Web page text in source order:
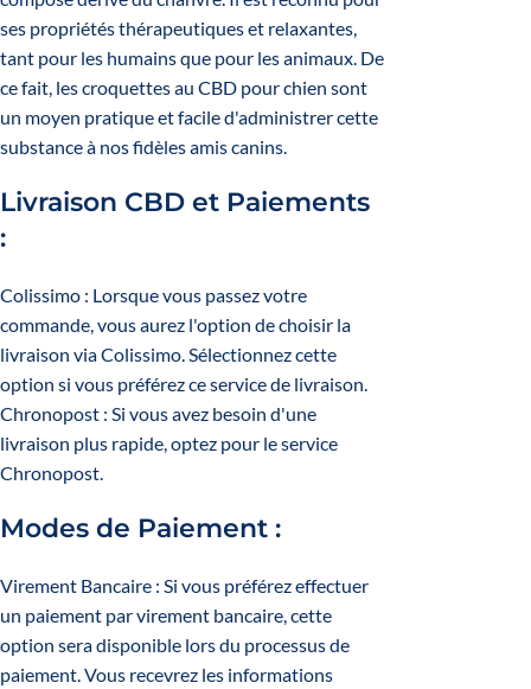
ses propriétés thérapeutiques et relaxantes,
tant pour les humains que pour les animaux. De
ce fait, les croquettes au CBD pour chien sont
un moyen pratique et facile d'administrer cette
substance à nos fidèles amis canins.
Livraison CBD et Paiements
:
Colissimo : Lorsque vous passez votre
commande, vous aurez l'option de choisir la
livraison via Colissimo. Sélectionnez cette
option si vous préférez ce service de livraison.
Chronopost : Si vous avez besoin d'une
livraison plus rapide, optez pour le service
Chronopost.
Modes de Paiement :
Virement Bancaire : Si vous préférez effectuer
un paiement par virement bancaire, cette
option sera disponible lors du processus de
paiement. Vous recevrez les informations